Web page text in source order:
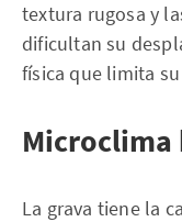
textura rugosa y
dificultan su
física que limita
La grava tiene la